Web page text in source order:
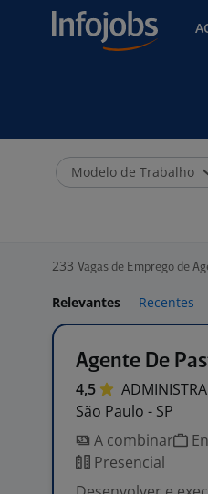
Modelo de Trabalho
233 Vagas de Emprego de
Relevantes Recentes
Agente De
4,5
São Paulo - SP
A combinar
Presencial